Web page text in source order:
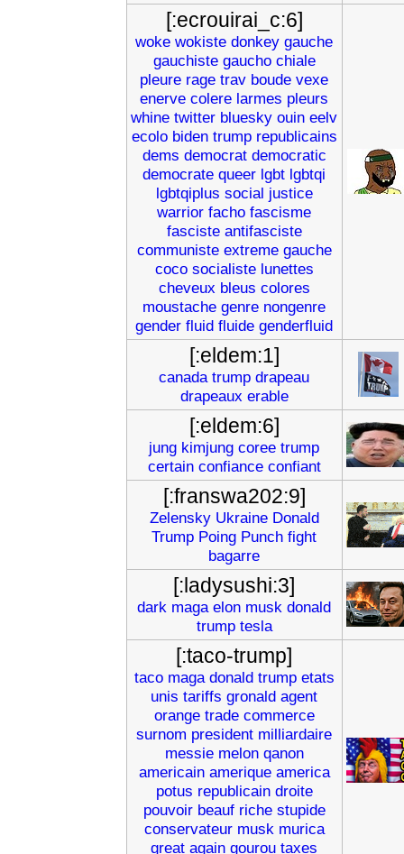
[:ecrouirai_c:6]
woke wokiste donkey gauche
gauchiste gaucho chiale
pleure rage trav boude vexe
enerve colere larmes pleurs
whine twitter bluesky ouin eelv
ecolo biden trump republicains
dems democrat democratic
democrate queer lgbt lgbtqi
lgbtqiplus social justice
warrior facho fascisme
fasciste antifasciste
communiste extreme gauche
coco socialiste lunettes
cheveux bleus colores
moustache genre nongenre
gender fluid fluide genderfluid
[:eldem:1]
canada trump drapeau
drapeaux erable
[:eldem:6]
jung kimjung coree trump
certain confiance confiant
[:franswa202:9]
Zelensky Ukraine Donald
Trump Poing Punch fight
bagarre
[:ladysushi:3]
dark maga elon musk donald
trump tesla
[:taco-trump]
taco maga donald trump etats
unis tariffs gronald agent
orange trade commerce
surnom president milliardaire
messie melon qanon
americain amerique america
potus republicain droite
pouvoir beauf riche stupide
conservateur musk murica
great again gourou taxes